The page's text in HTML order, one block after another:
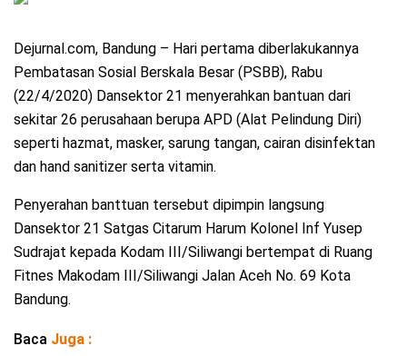
Dejurnal.com, Bandung – Hari pertama diberlakukannya
Pembatasan Sosial Berskala Besar (PSBB), Rabu
(22/4/2020) Dansektor 21 menyerahkan bantuan dari
sekitar 26 perusahaan berupa APD (Alat Pelindung Diri)
seperti hazmat, masker, sarung tangan, cairan disinfektan
dan hand sanitizer serta vitamin.
Penyerahan banttuan tersebut dipimpin langsung
Dansektor 21 Satgas Citarum Harum Kolonel Inf Yusep
Sudrajat kepada Kodam III/Siliwangi bertempat di Ruang
Fitnes Makodam III/Siliwangi Jalan Aceh No. 69 Kota
Bandung.
Baca Juga :